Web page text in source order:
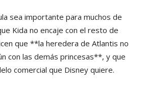
sea importante para muchos de
Kida no encaje con el resto de
que **la heredera de Atlantis no
con las demás princesas**, y que
comercial que Disney quiere.